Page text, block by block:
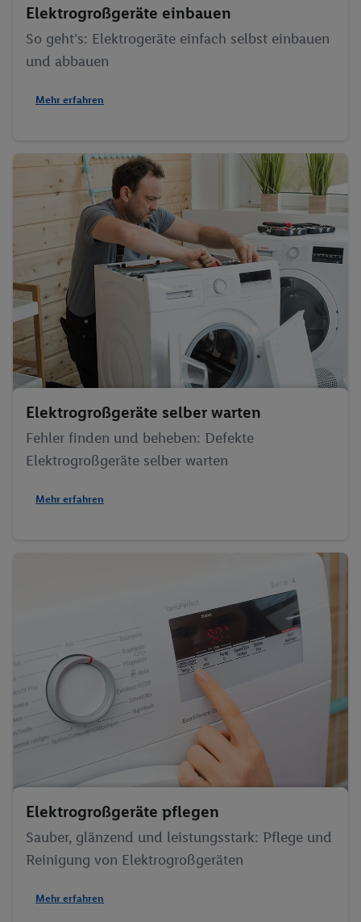
Elektrogroßgeräte einbauen
So geht’s: Elektrogeräte einfach selbst einbauen
und abbauen
Mehr erfahren
Elektrogroßgeräte selber warten
Fehler finden und beheben: Defekte
Elektrogroßgeräte selber warten
Mehr erfahren
Elektrogroßgeräte pflegen
Sauber, glänzend und leistungsstark: Pflege und
Reinigung von Elektrogroßgeräten
Mehr erfahren